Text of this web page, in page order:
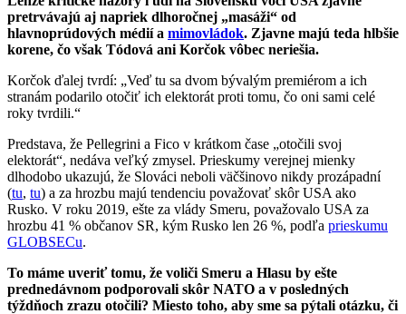
pretrvávajú aj napriek dlhoročnej „masáži“ od
hlavnoprúdových médií a mimovládok. Zjavne majú teda hlbšie
korene, čo však Tódová ani Korčok vôbec neriešia.
Korčok ďalej tvrdí: „Veď tu sa dvom bývalým premiérom a ich
stranám podarilo otočiť ich elektorát proti tomu, čo oni sami celé
roky tvrdili.“
Predstava, že Pellegrini a Fico v krátkom čase „otočili svoj
elektorát“, nedáva veľký zmysel. Prieskumy verejnej mienky
dlhodobo ukazujú, že Slováci neboli väčšinovo nikdy prozápadní
(tu, tu) a za hrozbu majú tendenciu považovať skôr USA ako
Rusko. V roku 2019, ešte za vlády Smeru, považovalo USA za
hrozbu 41 % občanov SR, kým Rusko len 26 %, podľa prieskumu
GLOBSECu.
To máme uveriť tomu, že voliči Smeru a Hlasu by ešte
prednedávnom podporovali skôr NATO a v posledných
týždňoch zrazu otočili? Miesto toho, aby sme sa pýtali otázku, či